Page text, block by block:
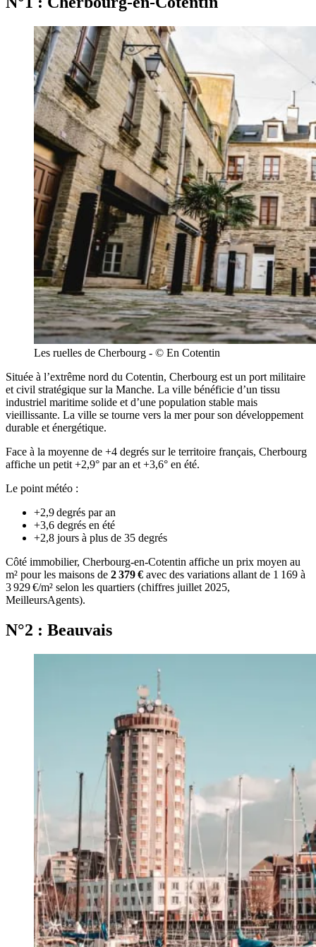
Les ruelles de Cherbourg - © En Cotentin
Située à l’extrême nord du Cotentin, Cherbourg est un port militaire
et civil stratégique sur la Manche. La ville bénéficie d’un tissu
industriel maritime solide et d’une population stable mais
vieillissante. La ville se tourne vers la mer pour son développement
durable et énergétique.
Face à la moyenne de +4 degrés sur le territoire français, Cherbourg
affiche un petit +2,9° par an et +3,6° en été.
Le point météo :
+2,9 degrés par an
+3,6 degrés en été
+2,8 jours à plus de 35 degrés
Côté immobilier, Cherbourg-en-Cotentin affiche un prix moyen au
m² pour les maisons de 2 379 € avec des variations allant de 1 169 à
3 929 €/m² selon les quartiers (chiffres juillet 2025,
MeilleursAgents).
N°2 : Beauvais